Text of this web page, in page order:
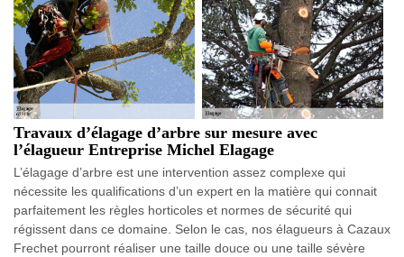
Travaux d’élagage d’arbre sur mesure avec
l’élagueur Entreprise Michel Elagage
L’élagage d’arbre est une intervention assez complexe qui
nécessite les qualifications d’un expert en la matière qui connait
parfaitement les règles horticoles et normes de sécurité qui
régissent dans ce domaine. Selon le cas, nos élagueurs à Cazaux
Frechet pourront réaliser une taille douce ou une taille sévère